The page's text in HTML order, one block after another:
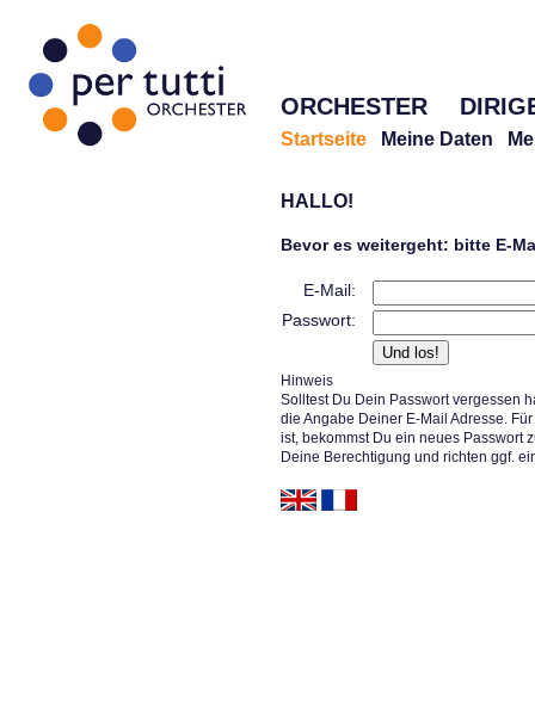
ORCHESTER
Startseite Meine Daten
HALLO!
Bevor es weitergeht: bitte E-
E-Mail:
Passwort:
Hinweis
Solltest Du Dein Passwort vergessen
die Angabe Deiner E-Mail Adresse.
ist, bekommst Du ein neues Passwort
Deine Berechtigung und richten ggf.